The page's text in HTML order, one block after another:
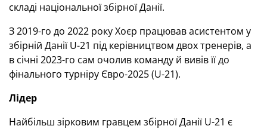
складі національної збірної Данії.
З 2019-го до 2022 року Хоєр працював асистентом у
збірній Данії U-21 під керівництвом двох тренерів, а
в січні 2023-го сам очолив команду й вивів її до
фінального турніру Євро-2025 (U-21).
Лідер
Найбільш зірковим гравцем збірної Данії U-21 є